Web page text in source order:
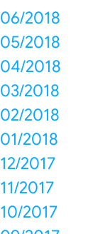
06/2018
05/2018
04/2018
03/2018
02/2018
01/2018
12/2017
11/2017
10/2017